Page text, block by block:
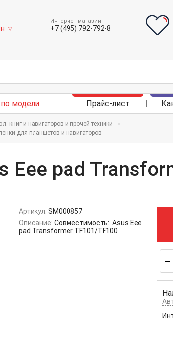
▽
Интернет-магазин
+7 (495) 792-792-8
модели Прайс-лист
книг и навигаторов и прочей техники
для планшетов и навигаторов
Eee pad
Артикул: SM000857
Описание: Совместимость: Asus Eee
pad Transformer TF101/TF100